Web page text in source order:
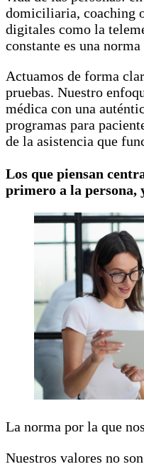
domiciliaria, coaching
digitales como la
constante es una
Actuamos de forma
pruebas. Nuestro
médica con una
programas para
de la asistencia que
Los que piensan
primero a la persona,
La norma por la que
Nuestros valores no